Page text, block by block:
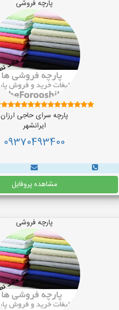
پارچه فروشی
پارچه سرای حاجی ارزان
ایرانشهر
09370493400
مشاهده پروفایل
پارچه فروشی